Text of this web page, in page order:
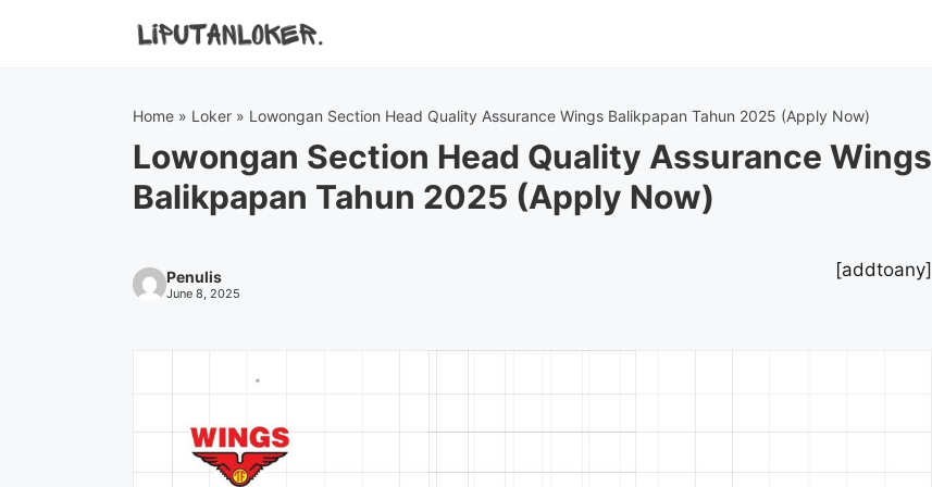
Home » Loker » Lowongan Section Head Quality Assurance Wings Balikpapan Tahun 2025 (Apply Now)
Lowongan Section Head Quality Assurance Wings
Balikpapan Tahun 2025 (Apply Now)
Penulis
June 8, 2025
[addtoany]